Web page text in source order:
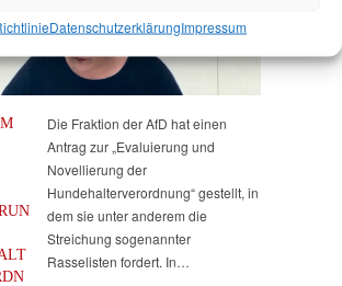
Datenschutz­erklärungImpressum
Die Fraktion der AfD hat einen
Antrag zur „Evaluierung und
Novellierung der
Hundehalterverordnung“ gestellt, in
dem sie unter anderem die
Streichung sogenannter
Rasselisten fordert. In…